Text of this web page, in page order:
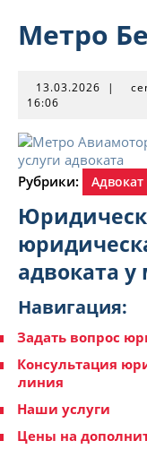
Метро
13.03.2026 |
16:06
Рубрики:
адвоката
Навигация:
Задать вопрос
Консультация
линия
Наши услуги
Цены на